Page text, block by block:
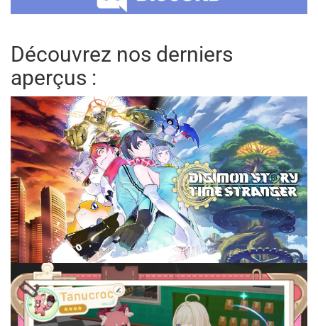
Découvrez nos derniers
aperçus :